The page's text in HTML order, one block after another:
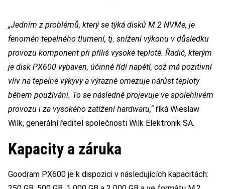
„Jedním z problémů, který se týká disků M.2 NVMe, je
fenomén tepelného tlumení, tj. snížení výkonu v důsledku
provozu komponent při příliš vysoké teplotě. Řadič, kterým
je disk PX600 vybaven, účinně řídí napětí, což má pozitivní
vliv na tepelné výkyvy a výrazně omezuje nárůst teploty
během používání. To se následně projevuje ve spolehlivém
provozu i za vysokého zatížení hardwaru,“ říká Wieslaw
Wilk, generální ředitel společnosti Wilk Elektronik SA.
Kapacity a záruka
Goodram PX600 je k dispozici v následujících kapacitách: